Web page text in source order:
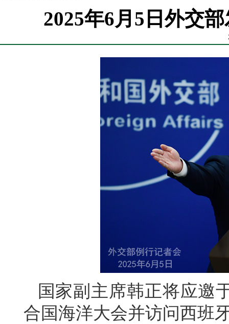
2025年6月5日外交
国家副主席韩正将应邀
合国海洋大会并访问西班